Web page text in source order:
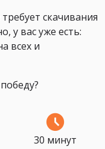
скачивания
у вас уже есть:
всех и
30 минут